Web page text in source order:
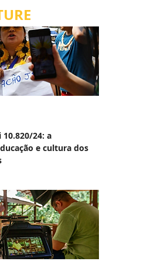
10.820/24: a
e cultura dos